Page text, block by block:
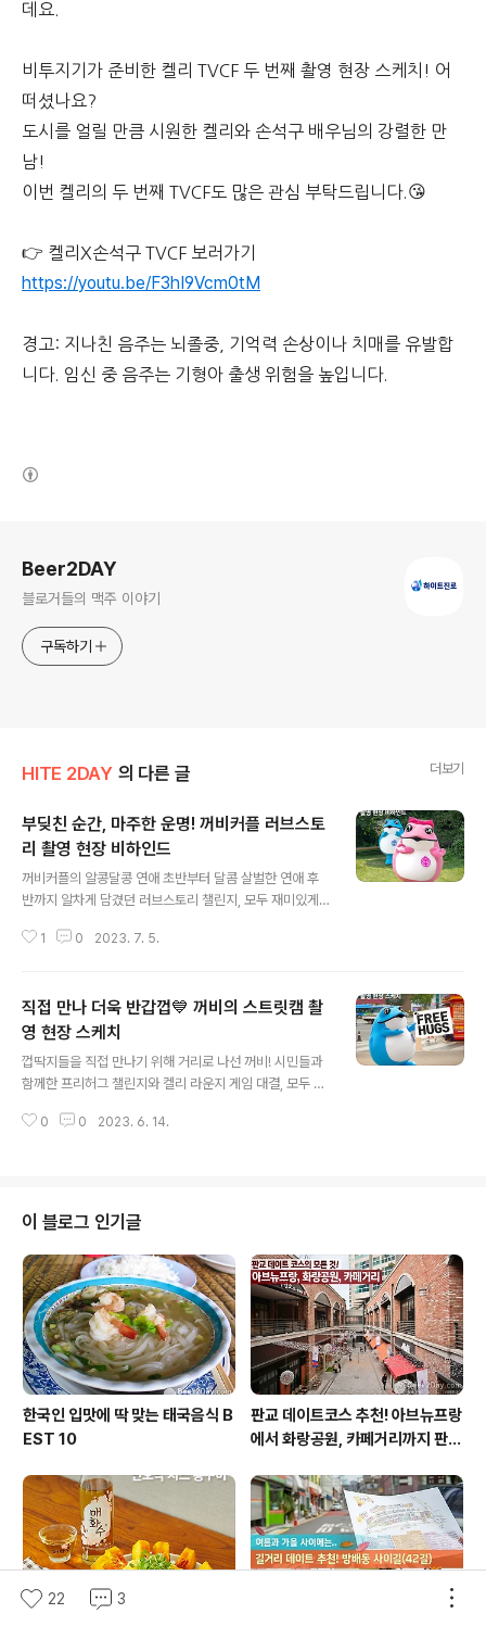
데요.
비투지기가 준비한 켈리 TVCF 두 번째 촬영 현장 스케치! 어
떠셨나요?
도시를 얼릴 만큼 시원한 켈리와 손석구 배우님의 강렬한 만
남!
이번 켈리의 두 번째 TVCF도 많은 관심 부탁드립니다.😘
👉 켈리X손석구 TVCF 보러가기
https://youtu.be/F3hI9Vcm0tM
경고: 지나친 음주는 뇌졸중, 기억력 손상이나 치매를 유발합
니다. 임신 중 음주는 기형아 출생 위험을 높입니다.
Beer2DAY
블로거들의 맥주 이야기
구독하기
HITE 2DAY 의 다른 글 더보기
부딪친 순간, 마주한 운명! 꺼비커플 러브스토
리 촬영 현장 비하인드
꺼비커플의 알콩달콩 연애 초반부터 달콤 살벌한 연애 후
반까지 알차게 담겼던 러브스토리 챌린지, 모두 재미있게
두꺼비와 핑꺼비의 찰떡 케미로 기분 좋은 웃음이 가득한
지금 전해드립니다🍀 운명적인 만남의 시작💙 길에서 우
연히 부딪친 후, 커플이 되는 미래를 본다는 설정의 이번 영
상 촬영! 본격 슛이 들어가기 전 호흡을 가다듬는 우리의 프
로 배우들😎 서로 부딪친 후, 처음 만나는 척하는 자연스러
운 연기가 포인트인 이번 씬! 꺼비커플의 불꽃 연기가 기대
되는군요🔥 세상 초면인 척 능청스럽게 연기를 이어가는
1 0 2023. 7. 5.
직접 만나 더욱 반갑껍💙 꺼비의 스트릿캠 촬
영 현장 스케치
껍딱지들을 직접 만나기 위해 거리로 나선 꺼비! 시민들과
함께한 프리허그 챌린지와 켈리 라운지 게임 대결, 모두 재
했던 이번 촬영! 프리 허그 미션과 게임 대결 모두 초깔끔하
만에 거리로 나서 신이 난 모습인데요😎 이번 미션은 1시
간 안에 30명 프리허그 완료하기입니다. 과연 꺼비는 시간
내로 임무를 완료하고 조기 퇴근할 수 있을까요?👀 본격적
인 프리허그 미션 시작! 거리로 나서자마자 하나둘씩 다가
오는 껍딱지들 덕분에 기분 좋게 스타트를 끊어보는데요🐸
💙 미션 성공에 대한 걱정도 잠시, 순조롭게..
0 0 2023. 6. 14.
이 블로그 인기글
한국인 입맛에 딱 맞는 태국음식 B
EST 10
판교 데이트코스 추천! 아브뉴프랑
에서 화랑공원, 카페거리까지 판교
22 3